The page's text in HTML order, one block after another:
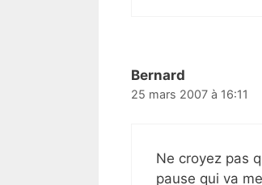
Bernard
25 mars 2007 à 16:11
Ne croyez pas
pause qui va